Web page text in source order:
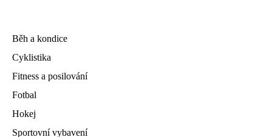
Běh a kondice
Cyklistika
Fitness a posilování
Fotbal
Hokej
Sportovní vybavení